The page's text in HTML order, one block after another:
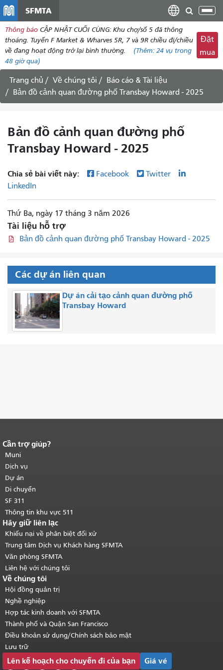
dung
SFMTA
Thông báo CẬP NHẬT CUỐI CÙNG: Khu chợ/số 5 đã thông
thoáng. Tuyến F Market & Wharves 5R, 7 và 9R chiều đi/chiều
về đang hoạt động trở lại bình thường.
(Thêm: 24 vụ trong
48 giờ qua)
Đặt
mua
Trang chủ Về chúng tôi
Báo cáo & Tài liệu
Bản đồ cảnh quan đường phố Transbay Howard - 2025
Bản đồ cảnh quan đường phố
Transbay Howard - 2025
Chia sẻ bài viết này: Facebook
Twitter
LinkedIn
Thứ Ba, ngày 17 tháng 3 năm 2026
Tài liệu hỗ trợ
Bản đồ cảnh quan đường phố Transbay Howard - 2025
Các dự án liên quan
Dự án cải tạo cảnh quan đường phố
Transbay Howard
Kết thúc nội dung trang.
của trang này được lặp lại trên mọi
trang.Quay lại đầu trang nội dung
chính.
Cần trợ giúp?
Muni
Dịch vụ
Dự án
Di chuyển
SF 311
Thông tin khu vực 511
Hãy giữ liên lạc
Khiếu nại về phân biệt đối xử
Trung tâm Dịch vụ Khách hàng SFMTA
Văn phòng SFMTA
Liên hệ với chúng tôi
Về chúng tôi
Hội đồng quản trị
Nghề nghiệp
Hợp tác kinh doanh với SFMTA
Thành phố và Quận San Francisco
Điều khoản sử dụng/Chính sách bảo mật
Lưu trữ
Lên kế hoạch cho chuyến đi của bạn Giá vé